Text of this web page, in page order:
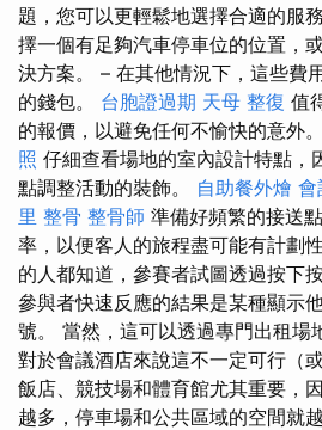
題，您可以更輕鬆地選擇合適的服
擇一個有足夠汽車停車位的位置，
決方案。 – 在其他情況下，這些費
的錢包。 台胞證過期 天母 整復 值
的報價，以避免任何不愉快的意外。
照 仔細查看場地的室內設計特點，
點調整活動的裝飾。 自助餐外燴 會
里 整骨 整骨師 準備好頻繁的接送
率，以便客人的旅程盡可能有計劃
的人都知道，參賽者試圖透過按下
參與者快速反應的結果是某種顯示
號。 當然，這可以透過專門出租場
對於會議酒店來說這不一定可行（
飯店、競技場和體育館尤其重要，
越多，停車場和公共區域的空間就